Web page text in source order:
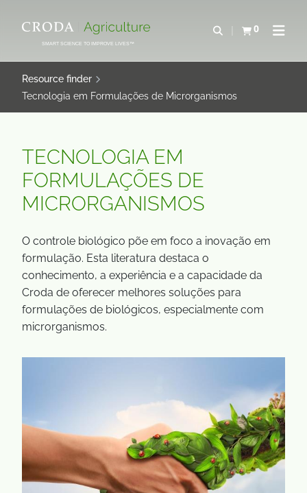
CONTENIDOSMART SCIENCE TO IMPROVE LIVES™
Abrir0
Ver carritoAbrir
Resource finder
Tecnologia em Formulações de Microrganismos
TECNOLOGIA EM
FORMULAÇÕES DE
MICRORGANISMOS
O controle biológico põe em foco a inovação em
formulação. Esta literatura destaca o
conhecimento, a experiência e a capacidade da
Croda de oferecer melhores soluções para
formulações de biológicos, especialmente com
microrganismos.